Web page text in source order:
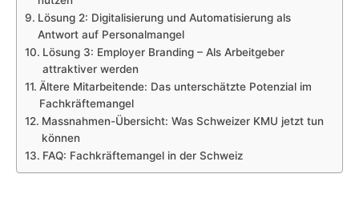
Lösung 2: Digitalisierung und Automatisierung als
Antwort auf Personalmangel
Lösung 3: Employer Branding – Als Arbeitgeber
attraktiver werden
Ältere Mitarbeitende: Das unterschätzte Potenzial im
Fachkräftemangel
Massnahmen-Übersicht: Was Schweizer KMU jetzt tun
können
FAQ: Fachkräftemangel in der Schweiz